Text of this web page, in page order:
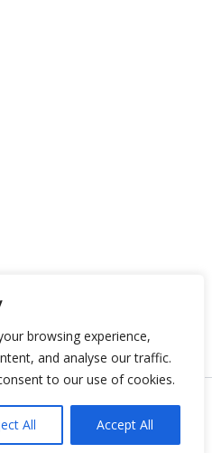
browsing experience,
and analyse our traffic.
to our use of cookies.
All Accept All
All rights reserved.